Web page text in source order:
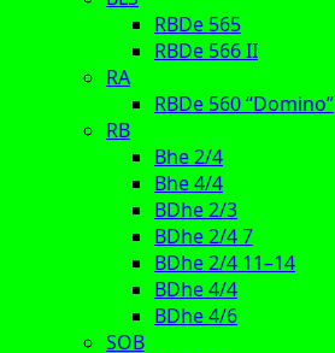
RBDe 565
RBDe 566 II
RA
RBDe 560 “Domino”
RB
Bhe 2/4
Bhe 4/4
BDhe 2/3
BDhe 2/4 7
BDhe 2/4 11–14
BDhe 4/4
BDhe 4/6
SOB